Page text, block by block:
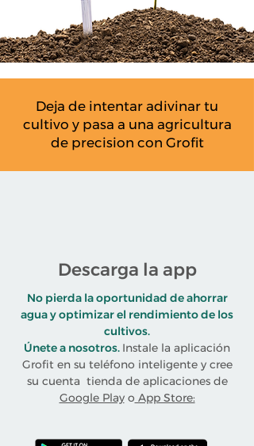
Deja de intentar adivinar tu
cultivo y pasa a una agricultura
de precision con Grofit
Descarga la app
No pierda la oportunidad de ahorrar
agua y optimizar el rendimiento de los
cultivos.
Únete a nosotros. Instale la aplicación
Grofit en su teléfono inteligente y cree
su cuenta tienda de aplicaciones de
Google Playo App Store: